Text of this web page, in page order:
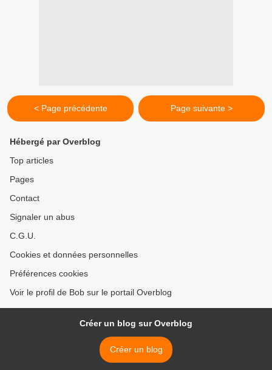
< Page précédente Page suivante >
Hébergé par Overblog
Top articles
Pages
Contact
Signaler un abus
C.G.U.
Cookies et données personnelles
Préférences cookies
Voir le profil de Bob sur le portail Overblog
Créer un blog sur Overblog
Créer un blog